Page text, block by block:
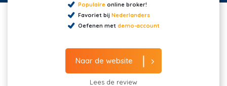
Populaireonline broker!
Favoriet bij Nederlanders
Oefenen met demo-account
Naar de website
Lees de review